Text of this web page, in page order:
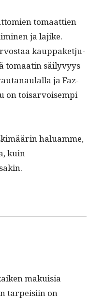
tomaat­tien
ja lajike.
kaup­paketju­
tomaatin säi­lyvyys
ja Faz­
on tois­ar­voisem­pi
halu­amme,
kuin
makuisia
tarpeisi­in on